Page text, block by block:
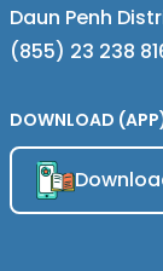
Daun Penh
(855) 23 238
DOWNLOAD